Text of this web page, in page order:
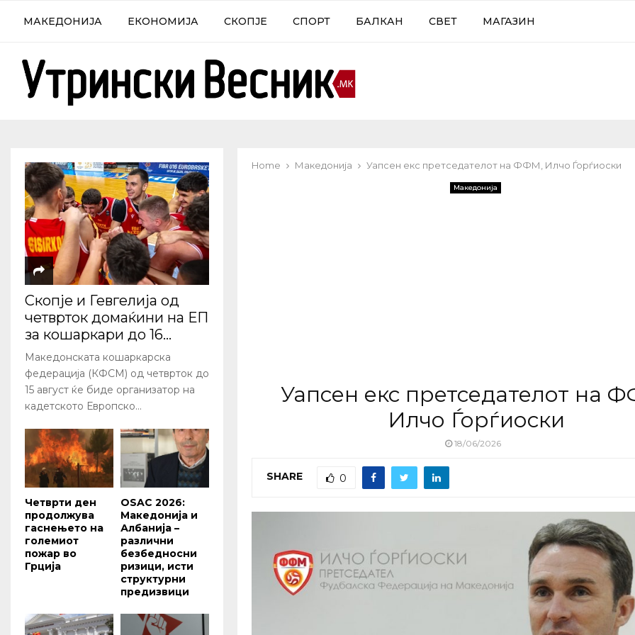
МАКЕДОНИЈА ЕКОНОМИЈА СКОПЈЕ СПОРТ БАЛКАН СВЕТ МАГАЗИН
Home Македонија Уапсен екс претседателот на ФФМ, Илчо Ѓорѓиоски
Македонија
Уапсен екс претседателот на
Илчо Ѓорѓиоски
18/06/2026
SHARE 0
Скопје и Гевгелија од
четврток домаќини на ЕП
за кошаркари до 16...
Македонската кошаркарска
федерација (КФСМ) од четврток до
15 август ќе биде организатор на
кадетското Европско...
Четврти ден
продолжува
гаснењето на
големиот
пожар во
Грција
OSAC 2026:
Македонија и
Албанија –
различни
безбедносни
ризици, исти
структурни
предизвици